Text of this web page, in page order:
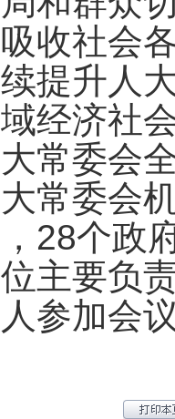
收社会
提升人
经济社
委会全
常委会
28个政
主要负
参加会